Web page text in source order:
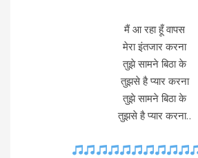
मैं आ रहा हूँ वापस
मेरा इंतजार करना
तुझे सामने बिठा के
तुझसे है प्यार करना
तुझे सामने बिठा के
तुझसे है प्यार करना..